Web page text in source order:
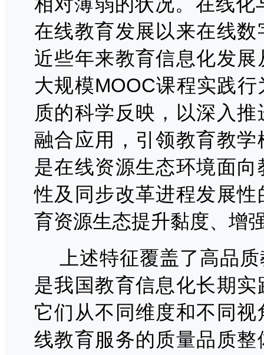
在线教育发展以来在线
近些年来教育信息化发
大规模MOOC课程实践
质的科学反映，以深入
融合应用，引领教育教
是在线资源生态环境面
性及同步改革进程发展
育资源生态提升黏度、增
上述特征覆盖了高品
是我国教育信息化长期
它们从不同维度和不同
线教育服务的质量品质